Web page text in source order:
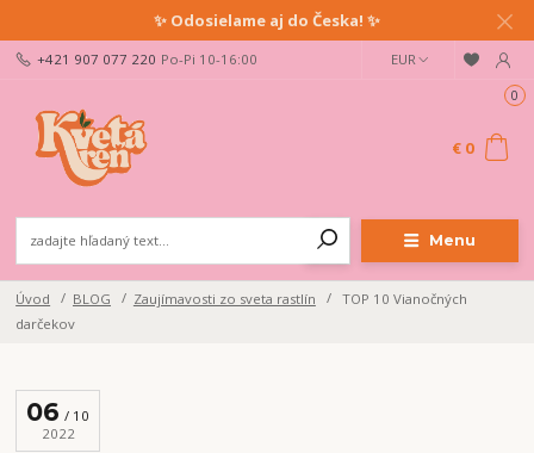
✨ Odosielame aj do Česka! ✨
Menu
EUR
+421 907 077 220 Po-Pi 10-16:00
0
€ 0
Úvod BLOG Zaujímavosti zo sveta rastlín
TOP 10 Vianočných
darčekov
06
10
2022